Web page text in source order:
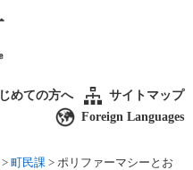
めての方へ
サイトマップ
Foreign Languages
> 町民課 > ポリファーマシーとお